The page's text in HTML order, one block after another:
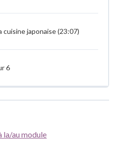
cuisine japonaise (23:07)
6
la/au module